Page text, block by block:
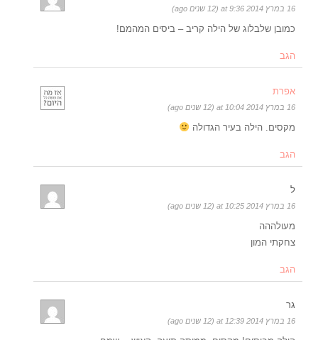
16 במרץ 2014 at 9:36 (12 שנים ago)
כמובן שלבלוג של הילה קריב – ביסים המהמם!
הגב
אפרת
16 במרץ 2014 at 10:04 (12 שנים ago)
מקסים. הילה בעיר הגדולה
הגב
ל
16 במרץ 2014 at 10:25 (12 שנים ago)
מעולההה
צחקתי המון
הגב
גר
16 במרץ 2014 at 12:39 (12 שנים ago)